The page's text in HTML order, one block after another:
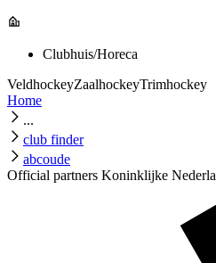
Clubhuis/Horeca
VeldhockeyZaalhockeyTrimhockey
Home
...
club finder
abcoude
Official partners Koninklijke